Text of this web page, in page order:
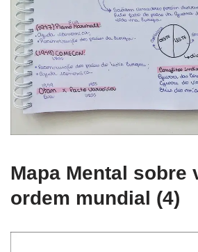
Mapa Mental sobre
ordem mundial (4)